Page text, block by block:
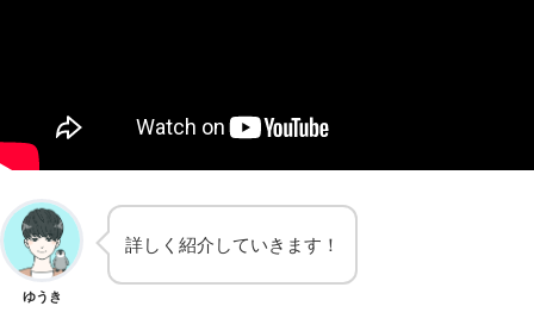
ゆうき
詳しく紹介していきます！